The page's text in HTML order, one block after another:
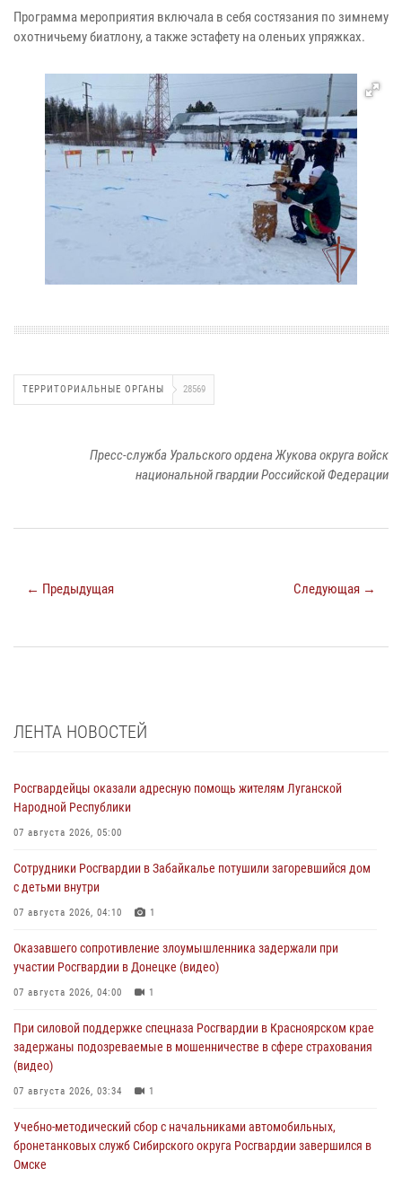
Программа мероприятия включала в себя состязания по зимнему
охотничьему биатлону, а также эстафету на оленьих упряжках.
ТЕРРИТОРИАЛЬНЫЕ ОРГАНЫ 28569
Пресс-служба Уральского ордена Жукова округа войск
национальной гвардии Российской Федерации
← Предыдущая Следующая →
ЛЕНТА НОВОСТЕЙ
Росгвардейцы оказали адресную помощь жителям Луганской
Народной Республики
07 августа 2026, 05:00
Сотрудники Росгвардии в Забайкалье потушили загоревшийся дом
с детьми внутри
07 августа 2026, 04:10 1
Оказавшего сопротивление злоумышленника задержали при
участии Росгвардии в Донецке (видео)
07 августа 2026, 04:00 1
При силовой поддержке спецназа Росгвардии в Красноярском крае
задержаны подозреваемые в мошенничестве в сфере страхования
(видео)
07 августа 2026, 03:34 1
Учебно-методический сбор с начальниками автомобильных,
бронетанковых служб Сибирского округа Росгвардии завершился в
Омске